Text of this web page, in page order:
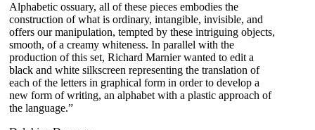
Alphabetic ossuary, all of these pieces embodies the
construction of what is ordinary, intangible, invisible, and
offers our manipulation, tempted by these intriguing objects,
smooth, of a creamy whiteness. In parallel with the
production of this set, Richard Marnier wanted to edit a
black and white silkscreen representing the translation of
each of the letters in graphical form in order to develop a
new form of writing, an alphabet with a plastic approach of
the language.”